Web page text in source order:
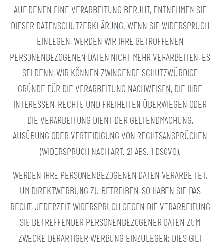
AUF DENEN EINE VERARBEITUNG BERUHT, ENTNEHMEN SIE
DIESER DATENSCHUTZERKLÄRUNG. WENN SIE WIDERSPRUCH
EINLEGEN, WERDEN WIR IHRE BETROFFENEN
PERSONENBEZOGENEN DATEN NICHT MEHR VERARBEITEN, ES
SEI DENN, WIR KÖNNEN ZWINGENDE SCHUTZWÜRDIGE
GRÜNDE FÜR DIE VERARBEITUNG NACHWEISEN, DIE IHRE
INTERESSEN, RECHTE UND FREIHEITEN ÜBERWIEGEN ODER
DIE VERARBEITUNG DIENT DER GELTENDMACHUNG,
AUSÜBUNG ODER VERTEIDIGUNG VON RECHTSANSPRÜCHEN
(WIDERSPRUCH NACH ART. 21 ABS. 1 DSGVO).
WERDEN IHRE PERSONENBEZOGENEN DATEN VERARBEITET,
UM DIREKTWERBUNG ZU BETREIBEN, SO HABEN SIE DAS
RECHT, JEDERZEIT WIDERSPRUCH GEGEN DIE VERARBEITUNG
SIE BETREFFENDER PERSONENBEZOGENER DATEN ZUM
ZWECKE DERARTIGER WERBUNG EINZULEGEN; DIES GILT